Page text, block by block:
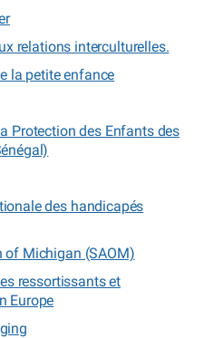
relations interculturelles.
la petite enfance
Protection des Enfants des
des handicapés
of Michigan (SAOM)
ressortissants et
Europe